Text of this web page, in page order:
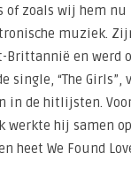
of zoals wij hem
muziek.
en werd
“The
in de hitlijsten.
werkte hij samen
heet We Found